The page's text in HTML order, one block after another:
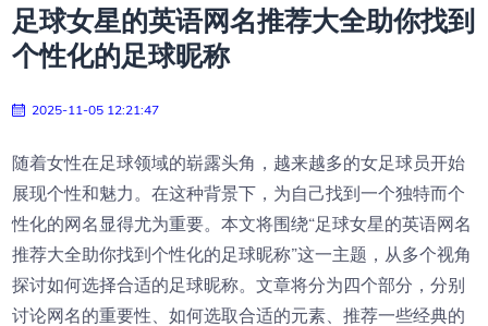
足球女星的英语网名推荐大全助你找到
个性化的足球昵称
2025-11-05 12:21:47
随着女性在足球领域的崭露头角，越来越多的女足球员开始
展现个性和魅力。在这种背景下，为自己找到一个独特而个
性化的网名显得尤为重要。本文将围绕“足球女星的英语网名
推荐大全助你找到个性化的足球昵称”这一主题，从多个视角
探讨如何选择合适的足球昵称。文章将分为四个部分，分别
讨论网名的重要性、如何选取合适的元素、推荐一些经典的